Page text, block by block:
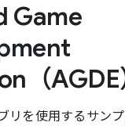
Game
（AGDE
リを使用するサン